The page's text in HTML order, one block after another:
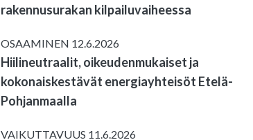
rakennusurakan kilpailuvaiheessa
OSAAMINEN 12.6.2026
Hiilineutraalit, oikeudenmukaiset ja
kokonaiskestävät energiayhteisöt Etelä-
Pohjanmaalla
VAIKUTTAVUUS 11.6.2026